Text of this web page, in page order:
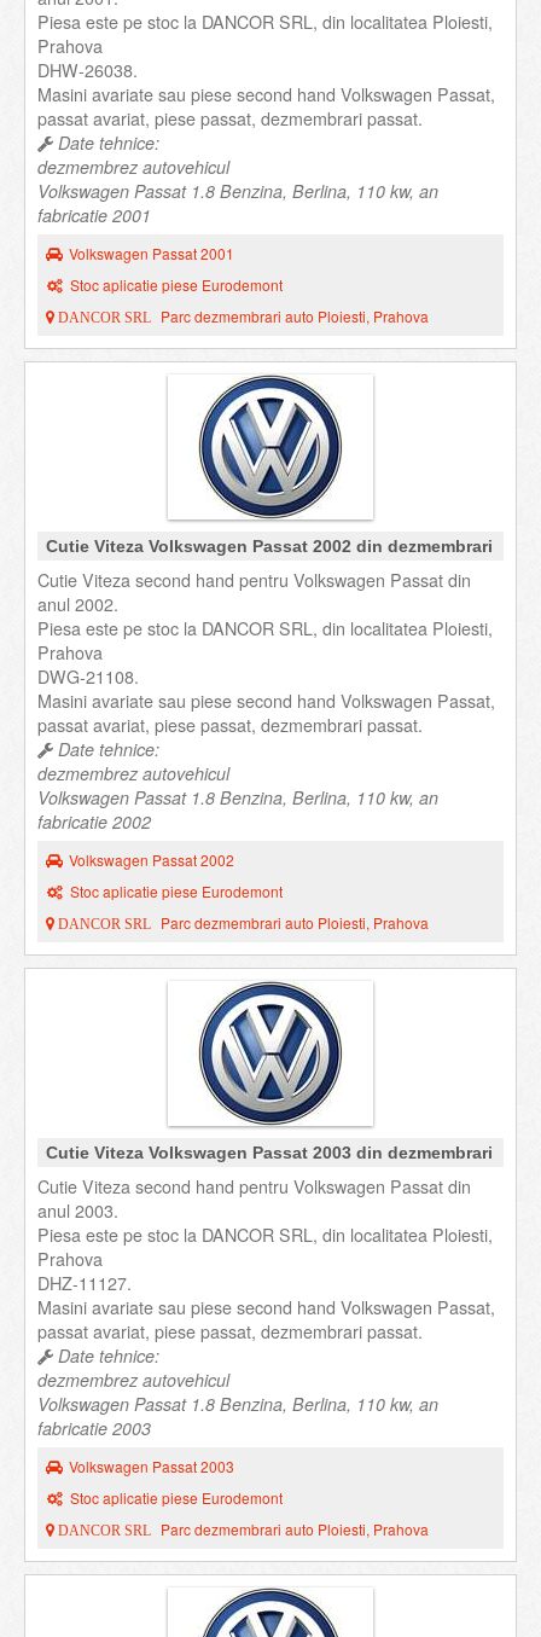
Piesa este pe stoc la DANCOR SRL, din localitatea Ploiesti,
Prahova
DHW-26038.
Masini avariate sau piese second hand Volkswagen Passat,
passat avariat, piese passat, dezmembrari passat.
Date tehnice:
dezmembrez autovehicul
Volkswagen Passat 1.8 Benzina, Berlina, 110 kw, an
fabricatie 2001
Volkswagen Passat 2001
Stoc aplicatie piese Eurodemont
DANCOR SRL Parc dezmembrari auto Ploiesti, Prahova
Cutie Viteza Volkswagen Passat 2002 din dezmembrari
Cutie Viteza second hand pentru Volkswagen Passat din
anul 2002.
Piesa este pe stoc la DANCOR SRL, din localitatea Ploiesti,
Prahova
DWG-21108.
Masini avariate sau piese second hand Volkswagen Passat,
passat avariat, piese passat, dezmembrari passat.
Date tehnice:
dezmembrez autovehicul
Volkswagen Passat 1.8 Benzina, Berlina, 110 kw, an
fabricatie 2002
Volkswagen Passat 2002
Stoc aplicatie piese Eurodemont
DANCOR SRL Parc dezmembrari auto Ploiesti, Prahova
Cutie Viteza Volkswagen Passat 2003 din dezmembrari
Cutie Viteza second hand pentru Volkswagen Passat din
anul 2003.
Piesa este pe stoc la DANCOR SRL, din localitatea Ploiesti,
Prahova
DHZ-11127.
Masini avariate sau piese second hand Volkswagen Passat,
passat avariat, piese passat, dezmembrari passat.
Date tehnice:
dezmembrez autovehicul
Volkswagen Passat 1.8 Benzina, Berlina, 110 kw, an
fabricatie 2003
Volkswagen Passat 2003
Stoc aplicatie piese Eurodemont
DANCOR SRL Parc dezmembrari auto Ploiesti, Prahova